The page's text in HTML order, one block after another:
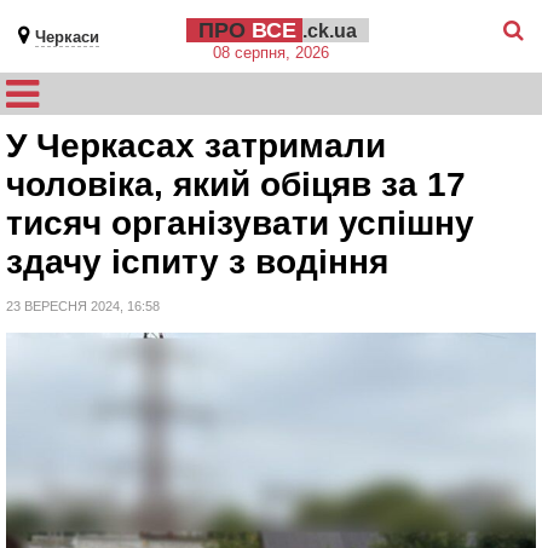
Черкаси ПРО ВСЕ .ck.ua
08 серпня, 2026
У Черкасах затримали
чоловіка, який обіцяв за 17
тисяч організувати успішну
здачу іспиту з водіння
23 ВЕРЕСНЯ 2024, 16:58